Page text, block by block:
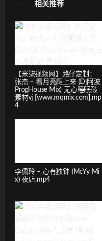
相关推荐
【米柒视频网】路仔定制：
张杰 – 看月亮爬上来 (Dj阿波
ProgHouse Mix) 无心睡眠鼓
素材vj [www.mqmix.com].mp
4
李佩玲 – 心有独钟 (McYy Mi
x) 夜店.mp4